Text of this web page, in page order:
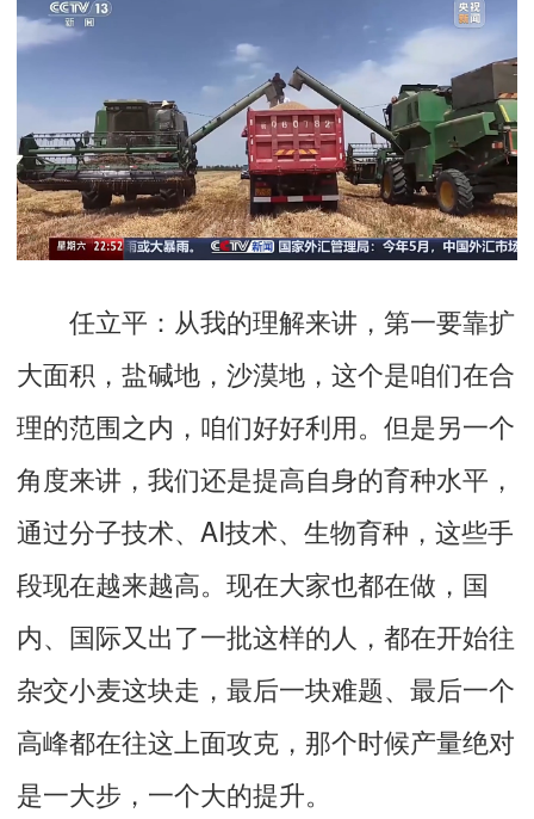
任立平： 从我的理解来讲，第一要靠扩
大面积，盐碱地，沙漠地，这个是咱们在合
理的范围之内，咱们好好利用。但是另一个
角度来讲，我们还是提高自身的育种水平，
通过分子技术、AI技术、生物育种，这些手
段现在越来越高。现在大家也都在做，国
内、国际又出了一批这样的人，都在开始往
杂交小麦这块走，最后一块难题、最后一个
高峰都在往这上面攻克，那个时候产量绝对
是一大步，一个大的提升。